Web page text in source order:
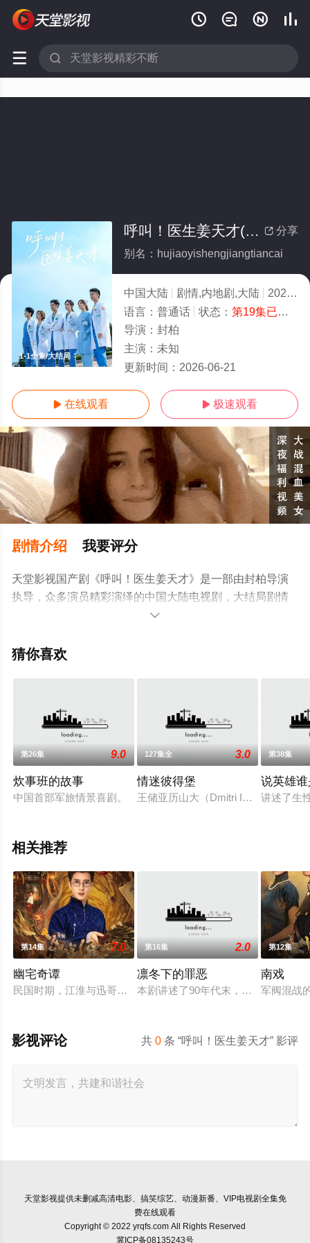
   
 
1-1全集/大结局
 分享
呼叫！医生姜天才(全集)
别名：hujiaoyishengjiangtiancai
中国大陆 剧情,内地剧,大陆 2026
语言： 普通话 状态： 第19集已完结
导演： 封柏
主演： 未知
更新时间： 2026-06-21
 在线观看  极速观看
剧情介绍 我要评分
天堂影视国产剧《呼叫！医生姜天才》是一部由封柏导演
执导，众多演员精彩演绎的中国大陆电视剧，大结局剧情
已揭晓（1-1全集），手机免费观看高清无删减完整版电视
剧、电视猫或剧情网等平台了解。

猜你喜欢
第26集 9.0
炊事班的故事
中国首部军旅情景喜剧。
127集全 3.0
情迷彼得堡
王储亚历山大（Dmitri Isayev 饰）在
第38集
说英雄
讲述了生
相关推荐
第14集 7.0
幽宅奇谭
民国时期，江淮与迅哥组成说书班子，偶遇“白天人住屋，晚上
第16集 2.0
凛冬下的罪恶
本剧讲述了90年代末，怒河市刑侦支
第12集
南戏
军阀混战
共0 条 “呼叫！医生姜天才” 影评
影视评论
天堂影视提供未删减高清电影、搞笑综艺、动漫新番、VIP电视剧全集免
费在线观看
Copyright © 2022 yrqfs.com All Rights Reserved
冀ICP备08135243号